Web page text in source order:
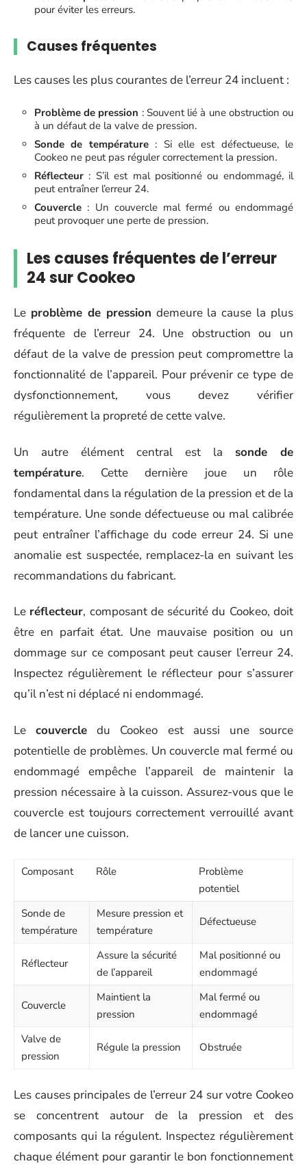
pour éviter les erreurs.
Causes fréquentes
Les causes les plus courantes de l’erreur 24 incluent :
Problème de pression : Souvent lié à une obstruction ou
à un défaut de la valve de pression.
Sonde de température: Si elle est défectueuse, le
Cookeo ne peut pas réguler correctement la pression.
Réflecteur : S’il est mal positionné ou endommagé, il
peut entraîner l’erreur 24.
Couvercle : Un couvercle mal fermé ou endommagé
peut provoquer une perte de pression.
Les causes fréquentes de l’erreur
24 sur Cookeo
Le problème de pression demeure la cause la plus
fréquente de l’erreur 24. Une obstruction ou un
défaut de la valve de pression peut compromettre la
fonctionnalité de l’appareil. Pour prévenir ce type de
dysfonctionnement, vous devez vérifier
régulièrement la propreté de cette valve.
Un autre élément central est la sonde de
température. Cette dernière joue un rôle
fondamental dans la régulation de la pression et de la
température. Une sonde défectueuse ou mal calibrée
peut entraîner l’affichage du code erreur 24. Si une
anomalie est suspectée, remplacez-la en suivant les
recommandations du fabricant.
Le réflecteur, composant de sécurité du Cookeo, doit
être en parfait état. Une mauvaise position ou un
dommage sur ce composant peut causer l’erreur 24.
Inspectez régulièrement le réflecteur pour s’assurer
qu’il n’est ni déplacé ni endommagé.
Lecouvercle du Cookeo est aussi une source
potentielle de problèmes. Un couvercle mal fermé ou
endommagé empêche l’appareil de maintenir la
pression nécessaire à la cuisson. Assurez-vous que le
couvercle est toujours correctement verrouillé avant
de lancer une cuisson.
Composant Rôle
Problème
potentiel
Sonde de
température
Mesure pression et
température
Défectueuse
Réflecteur
Assure la sécurité
de l’appareil
Mal positionné ou
endommagé
Couvercle
Maintient la
pression
Mal fermé ou
endommagé
Valve de
pression
Régule la pression Obstruée
Les causes principales de l’erreur 24 sur votre Cookeo
se concentrent autour de la pression et des
composants qui la régulent. Inspectez régulièrement
chaque élément pour garantir le bon fonctionnement